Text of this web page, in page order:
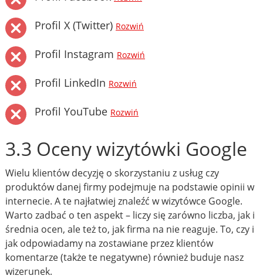
Profil X (Twitter) Rozwiń
Profil Instagram Rozwiń
Profil LinkedIn Rozwiń
Profil YouTube Rozwiń
3.3 Oceny wizytówki Google
Wielu klientów decyzję o skorzystaniu z usług czy
produktów danej firmy podejmuje na podstawie opinii w
internecie. A te najłatwiej znaleźć w wizytówce Google.
Warto zadbać o ten aspekt – liczy się zarówno liczba, jak i
średnia ocen, ale też to, jak firma na nie reaguje. To, czy i
jak odpowiadamy na zostawiane przez klientów
komentarze (także te negatywne) również buduje nasz
wizerunek.